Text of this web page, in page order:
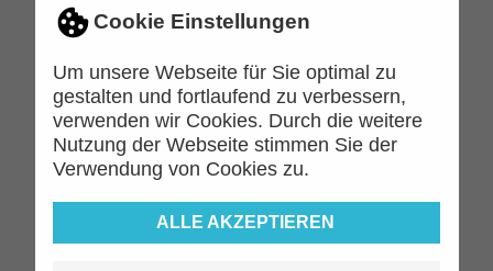
Cookie Einstellungen
Um unsere Webseite für Sie optimal zu
gestalten und fortlaufend zu verbessern,
verwenden wir Cookies. Durch die weitere
Nutzung der Webseite stimmen Sie der
Verwendung von Cookies zu.
ALLE AKZEPTIEREN
SATCH Sportbeutel